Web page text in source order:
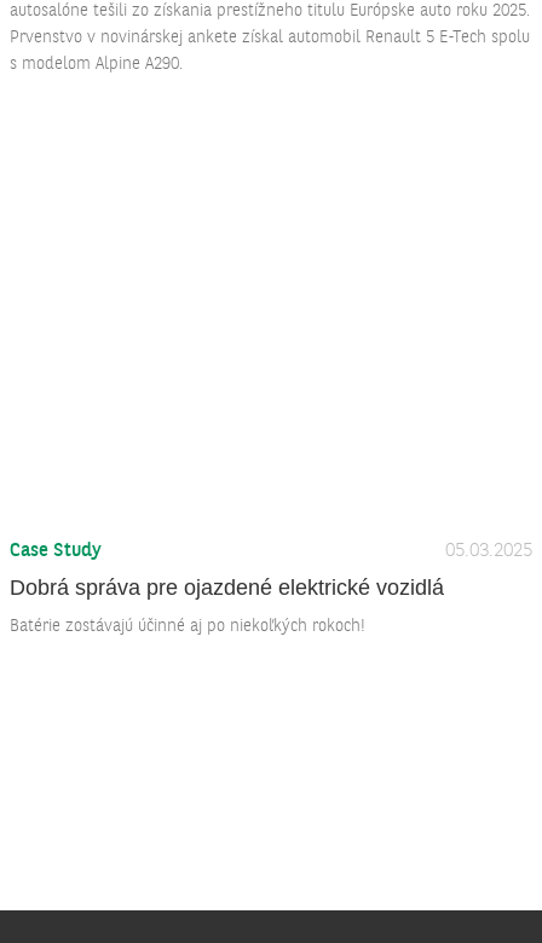
autosalóne tešili zo získania prestížneho titulu Európske auto roku 2025.
Prvenstvo v novinárskej ankete získal automobil Renault 5 E-Tech spolu
s modelom Alpine A290.
Case Study 05.03.2025
Dobrá správa pre ojazdené elektrické vozidlá
Batérie zostávajú účinné aj po niekoľkých rokoch!